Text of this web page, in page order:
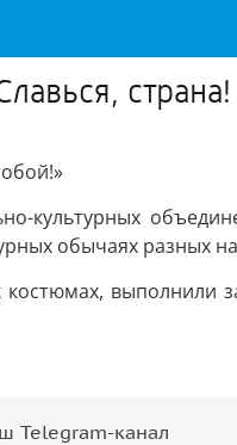
культурных
обычаях разных
выполнили
Telegram-канал